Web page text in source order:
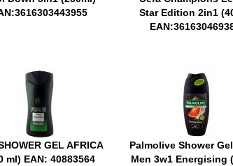
Star Edition 2in1
GEL AFRICA
ml) EAN: 40883564
Palmolive Shower
Men 3w1 Energising